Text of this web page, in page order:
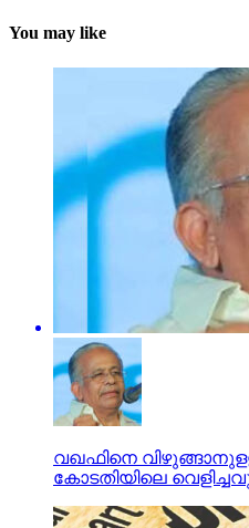
You may like
വഖഫിനെ
കോടതിയിലെ